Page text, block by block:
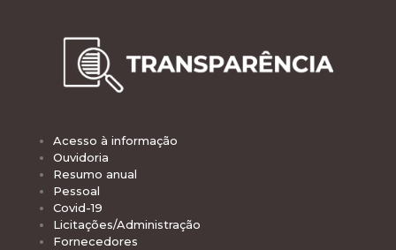
Acesso à informação
Ouvidoria
Resumo anual
Pessoal
Covid-19
Licitações/Administração
Fornecedores